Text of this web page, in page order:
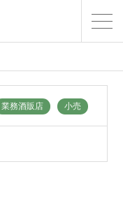
業務酒販店 小売